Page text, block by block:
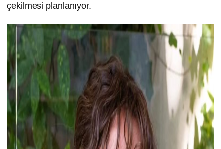
çekilmesi planlanıyor.